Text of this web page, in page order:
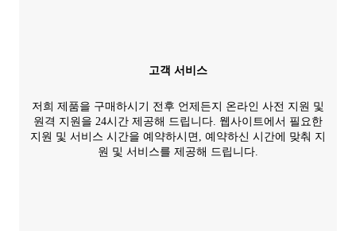
고객 서비스
저희 제품을 구매하시기 전후 언제든지 온라인 사전 지원 및
원격 지원을 24시간 제공해 드립니다. 웹사이트에서 필요한
지원 및 서비스 시간을 예약하시면, 예약하신 시간에 맞춰 지
원 및 서비스를 제공해 드립니다.